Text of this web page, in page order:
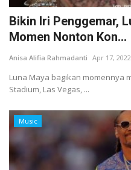
Bikin Iri Penggemar,
Momen Nonton Kon...
Anisa Alifia Rahmadanti Apr 17, 2022
Luna Maya bagikan momennya
Stadium, Las Vegas, ...
Music